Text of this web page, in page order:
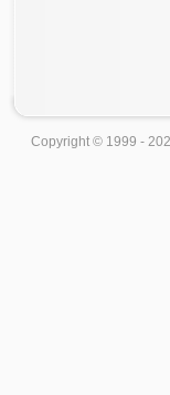
Copyright © 1999 -